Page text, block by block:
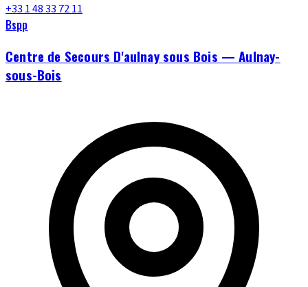
+33 1 48 33 72 11
Bspp
Centre de Secours D'aulnay sous Bois — Aulnay-
sous-Bois